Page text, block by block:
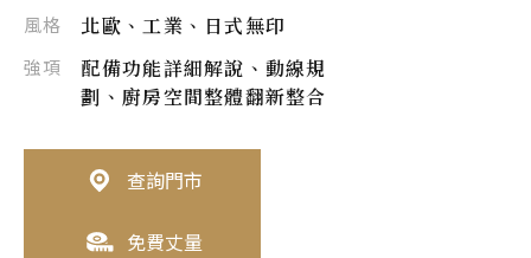
風格 北歐、工業、日式無印
強項
配備功能詳細解說、動線規
劃、廚房空間整體翻新整合
查詢門市
免費丈量